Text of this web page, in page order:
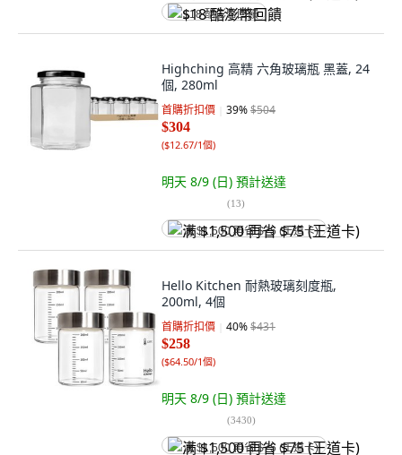
$18 酷澎幣回饋
Highching 高精 六角玻璃瓶 黑蓋, 24
個, 280ml
首購折扣價 39%$504
$304
($12.67/1個)
明天 8/9 (日) 預計送達
(13)
满 $1,500 再省 $75 (王道卡)
Hello Kitchen 耐熱玻璃刻度瓶,
200ml, 4個
首購折扣價 40%$431
$258
($64.50/1個)
明天 8/9 (日) 預計送達
(3430)
满 $1,500 再省 $75 (王道卡)